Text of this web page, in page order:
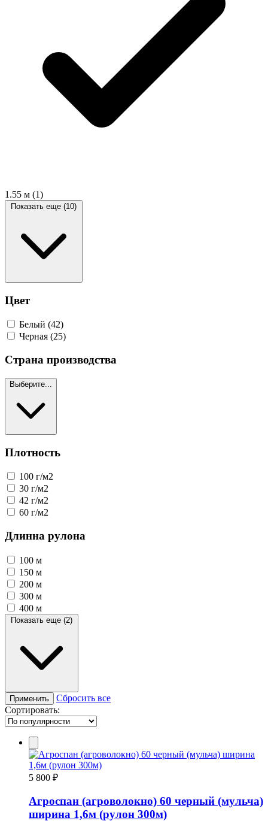
1.55 м (1)
Показать еще (10)
Цвет
Белый (42)
Черная (25)
Страна производства
Выберите...
Плотность
100 г/м2
30 г/м2
42 г/м2
60 г/м2
Длинна рулона
100 м
150 м
200 м
300 м
400 м
Показать еще (2)
Применить
Сбросить все
Сортировать:
5 800 ₽
Агроспан (агроволокно) 60 черный (мульча)
ширина 1,6м (рулон 300м)